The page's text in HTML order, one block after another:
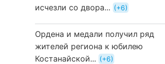
исчезли со двора...
+6
Ордена и медали получил ряд
жителей региона к юбилею
Костанайской...
+6